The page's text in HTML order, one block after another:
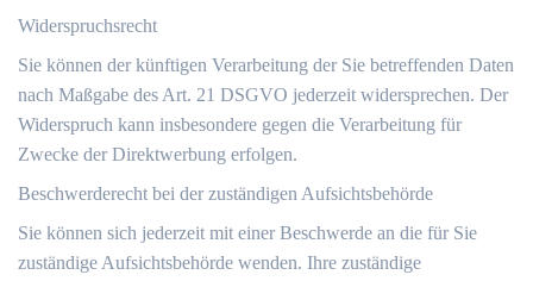
Widerspruchsrecht
Sie können der künftigen Verarbeitung der Sie betreffenden Daten
nach Maßgabe des Art. 21 DSGVO jederzeit widersprechen. Der
Widerspruch kann insbesondere gegen die Verarbeitung für
Zwecke der Direktwerbung erfolgen.
Beschwerderecht bei der zuständigen Aufsichtsbehörde
Sie können sich jederzeit mit einer Beschwerde an die für Sie
zuständige Aufsichtsbehörde wenden. Ihre zuständige